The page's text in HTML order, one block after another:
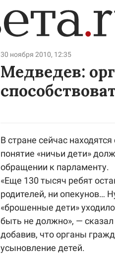
30 ноября 2010, 12:35
Медведев:
В стране сейчас
понятие «ничьи дети»
обращении к парламенту.
«Еще 130 тысяч ребят
родителей, ни опекунов…
«брошенные дети»
быть не должно», —
добавив, что органы
усыновление детей.